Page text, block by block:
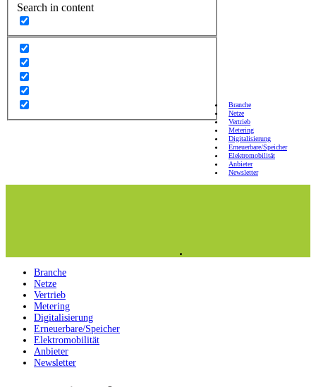
Search in content
Branche
Netze
Vertrieb
Metering
Digitalisierung
Erneuerbare/Speicher
Elektromobilität
Anbieter
Newsletter
Branche
Netze
Vertrieb
Metering
Digitalisierung
Erneuerbare/Speicher
Elektromobilität
Anbieter
Newsletter